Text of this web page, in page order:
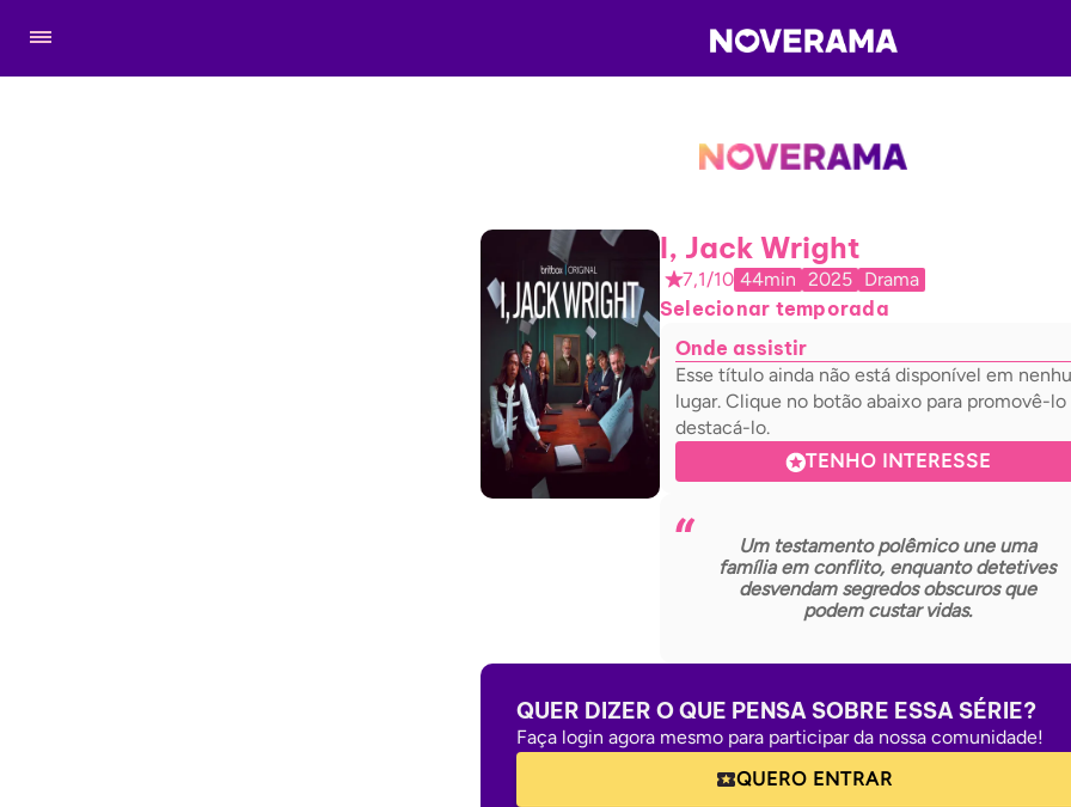
I, Jack Wright
7,1/10 44min 2025 Drama
Selecionar temporada
Onde assistir
Esse título ainda não está disponível em
lugar. Clique no botão abaixo para promovê-lo
destacá-lo.
TENHO INTERESSE
Um testamento polêmico une uma
família em conflito, enquanto detetives
desvendam segredos obscuros que
podem custar vidas.
QUER DIZER O QUE PENSA SOBRE ESSA SÉRIE?
Faça login agora mesmo para participar da nossa comunidade!
QUERO ENTRAR